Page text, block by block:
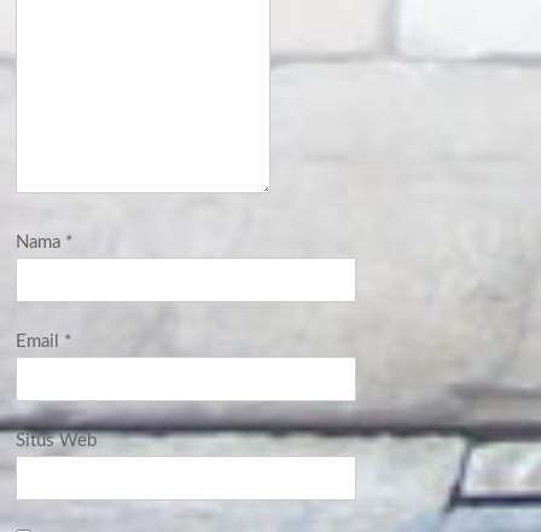
Nama *
Email *
Situs Web